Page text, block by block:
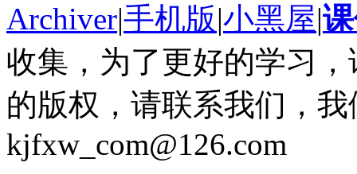
Archiver|手机版|小黑屋|
收集，为了更好的学习
的版权，请联系我们，
kjfxw_com@126.com